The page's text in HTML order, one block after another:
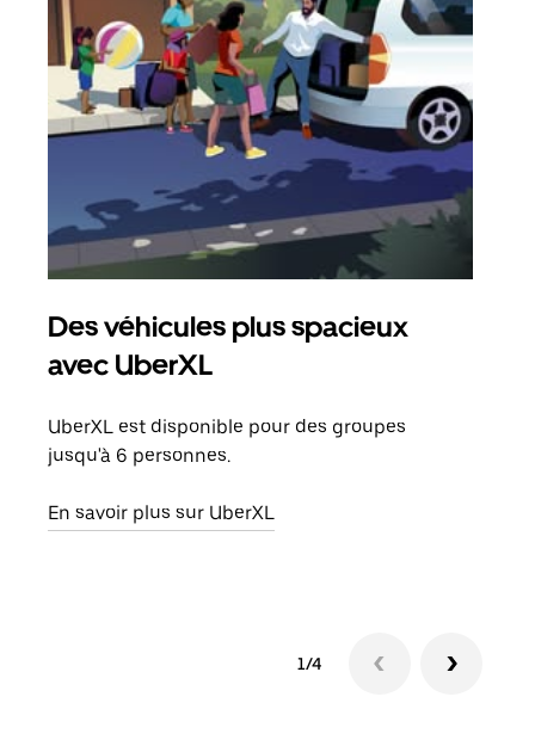
Des véhicules plus spacieux
avec UberXL
UberXL est disponible pour des groupes
jusqu'à 6 personnes.
En savoir plus sur UberXL
1/4